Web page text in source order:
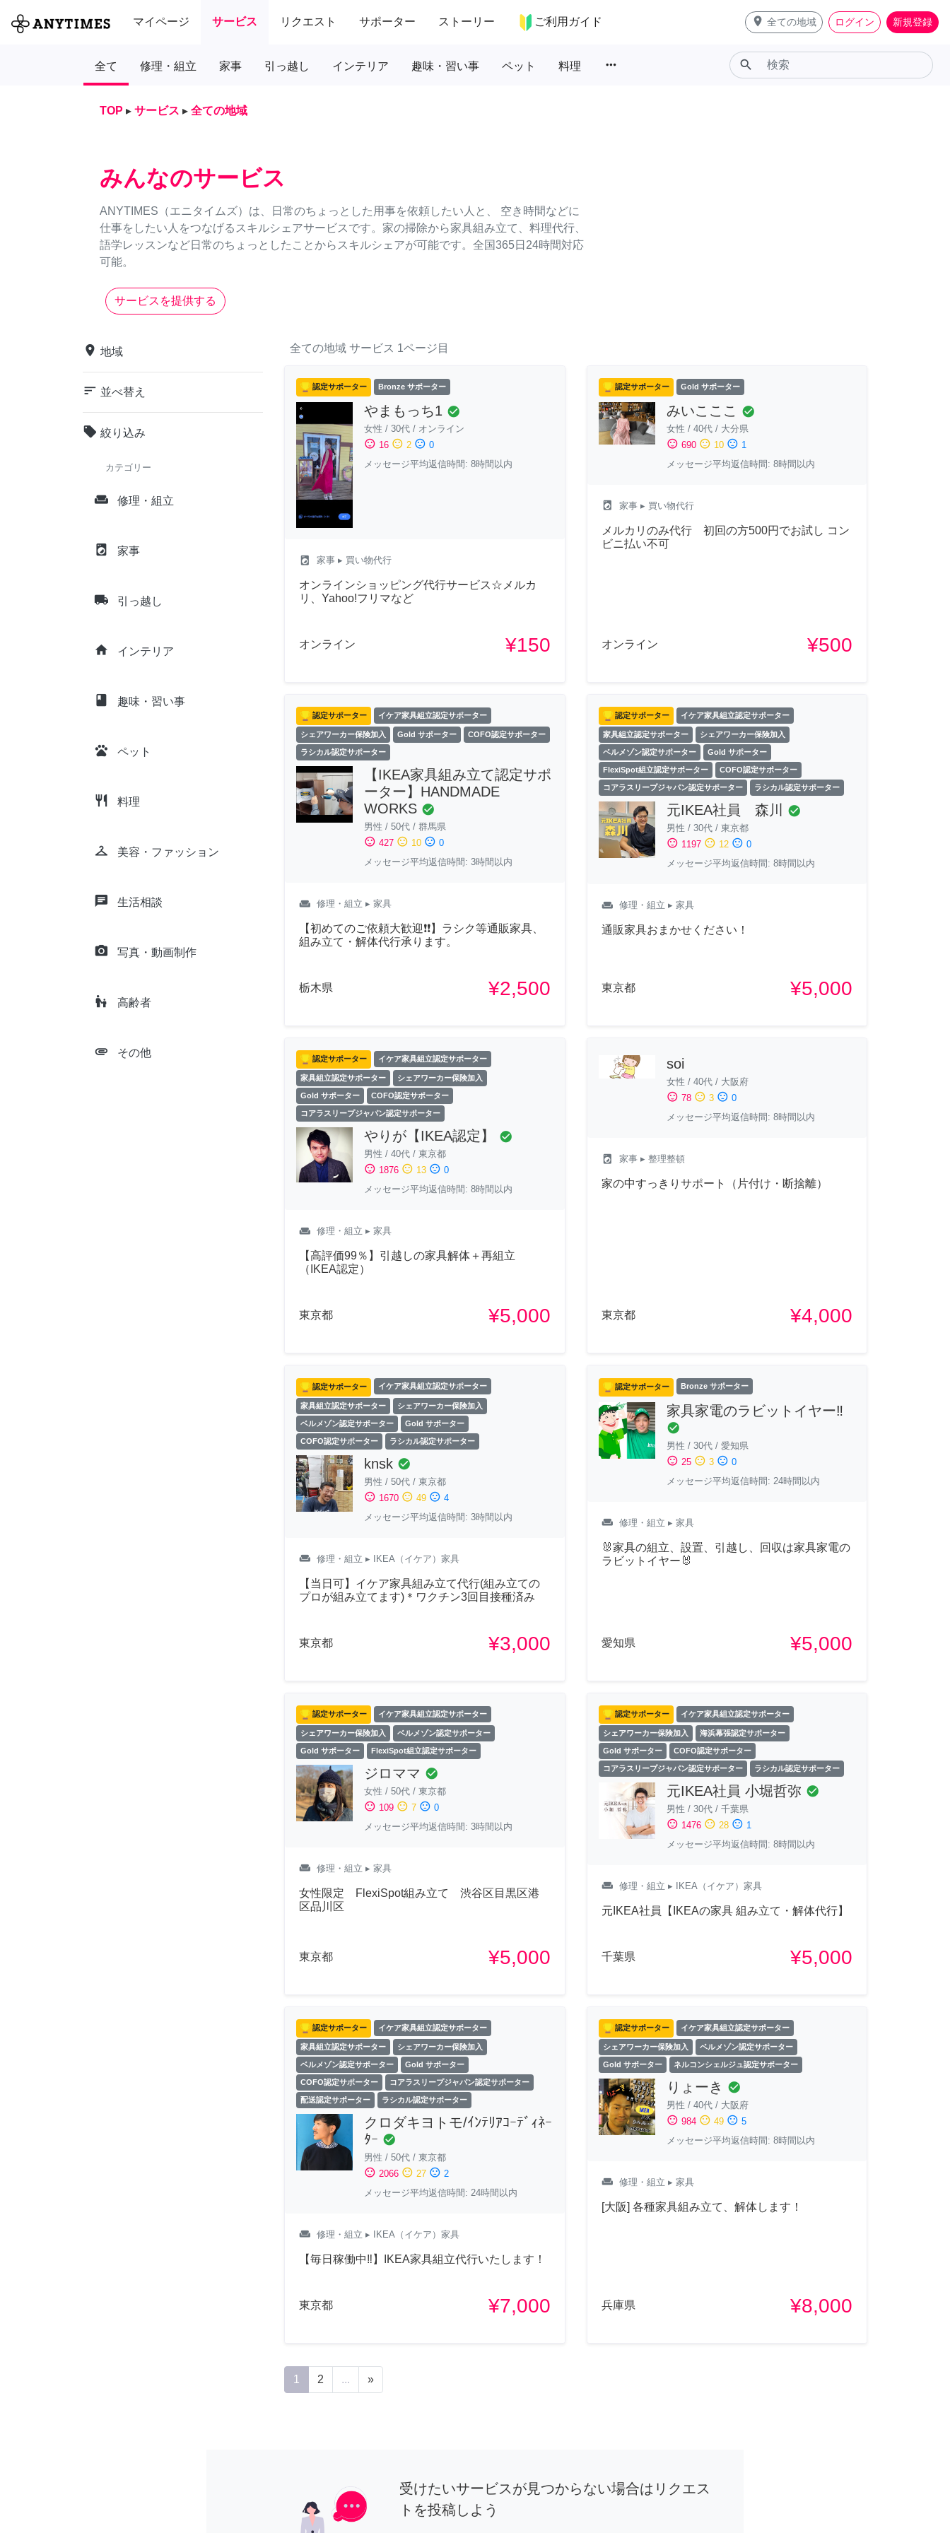
マイページ サービス リクエスト サポーター ストーリー ご利用ガイド place 全ての地域 ログイン 新規登録
全て 修理・組立 家事 引っ越し インテリア 趣味・習い事 ペット 料理 more_horiz search
TOP ▸ サービス ▸ 全ての地域
みんなのサービス
ANYTIMES（エニタイムズ）は、日常のちょっとした用事を依頼したい人と、 空き時間などに
仕事をしたい人をつなげるスキルシェアサービスです。家の掃除から家具組み立て、料理代行、
語学レッスンなど日常のちょっとしたことからスキルシェアが可能です。全国365日24時間対応
可能。
サービスを提供する
place 地域
sort 並べ替え
local_offer 絞り込み
カテゴリー
weekend 修理・組立
local_laundry_service 家事
local_shipping 引っ越し
home インテリア
class 趣味・習い事
pets ペット
restaurant 料理
checkroom 美容・ファッション
chat 生活相談
camera_alt 写真・動画制作
escalator_warning 高齢者
attachment その他
全ての地域 サービス 1ページ目
認定サポーター Bronze サポーター
やまもっち1 check_circle
女性 / 30代 / オンライン
sentiment_satisfied 16 sentiment_neutral 2 sentiment_dissatisfied 0
メッセージ平均返信時間: 8時間以内
local_laundry_service 家事 ▸ 買い物代行
オンラインショッピング代行サービス☆メルカ
リ、Yahoo!フリマなど
オンライン ¥150
認定サポーター Gold サポーター
みいこここ check_circle
女性 / 40代/ 大分県
sentiment_satisfied 690 sentiment_neutral 10 sentiment_dissatisfied 1
メッセージ平均返信時間: 8時間以内
local_laundry_service 家事▸ 買い物代行
メルカリのみ代行 初回の方500円でお試し コン
ビニ払い不可
オンライン ¥500
認定サポーター イケア家具組立認定サポーター
シェアワーカー保険加入 Gold サポーター COFO認定サポーター
ラシカル認定サポーター
【IKEA家具組み立て認定サポ
ーター】HANDMADE
WORKS check_circle
男性 / 50代 / 群馬県
sentiment_satisfied 427 sentiment_neutral 10 sentiment_dissatisfied 0
メッセージ平均返信時間: 3時間以内
weekend 修理・組立 ▸ 家具
【初めてのご依頼大歓迎❗❗】ラシク等通販家具、
組み立て・解体代行承ります。
栃木県 ¥2,500
認定サポーター イケア家具組立認定サポーター
家具組立認定サポーター シェアワーカー保険加入
ベルメゾン認定サポーター Gold サポーター
FlexiSpot組立認定サポーター COFO認定サポーター
コアラスリープジャパン認定サポーター ラシカル認定サポーター
元IKEA社員 森川 check_circle
男性 / 30代/ 東京都
sentiment_satisfied 1197 sentiment_neutral 12 sentiment_dissatisfied 0
メッセージ平均返信時間: 8時間以内
weekend 修理・組立 ▸ 家具
通販家具おまかせください！
東京都 ¥5,000
認定サポーター イケア家具組立認定サポーター
家具組立認定サポーター シェアワーカー保険加入
Gold サポーター COFO認定サポーター
コアラスリープジャパン認定サポーター
やりが【IKEA認定】 check_circle
男性 / 40代 / 東京都
sentiment_satisfied 1876 sentiment_neutral 13 sentiment_dissatisfied 0
メッセージ平均返信時間: 8時間以内
weekend 修理・組立 ▸ 家具
【高評価99％】引越しの家具解体＋再組立
（IKEA認定）
東京都 ¥5,000
soi
女性 / 40代/ 大阪府
sentiment_satisfied 78 sentiment_neutral 3 sentiment_dissatisfied 0
メッセージ平均返信時間: 8時間以内
local_laundry_service 家事▸ 整理整頓
家の中すっきりサポート（片付け・断捨離）
東京都 ¥4,000
認定サポーター イケア家具組立認定サポーター
家具組立認定サポーター シェアワーカー保険加入
ベルメゾン認定サポーター Gold サポーター
COFO認定サポーター ラシカル認定サポーター
knsk check_circle
男性 / 50代 / 東京都
sentiment_satisfied 1670 sentiment_neutral 49 sentiment_dissatisfied 4
メッセージ平均返信時間: 3時間以内
weekend 修理・組立 ▸ IKEA（イケア）家具
【当日可】イケア家具組み立て代行(組み立ての
プロが組み立てます)＊ワクチン3回目接種済み
東京都 ¥3,000
認定サポーター Bronze サポーター
家具家電のラビットイヤー‼️
check_circle
男性 / 30代/ 愛知県
sentiment_satisfied 25 sentiment_neutral 3 sentiment_dissatisfied 0
メッセージ平均返信時間: 24時間以内
weekend 修理・組立 ▸ 家具
🐰家具の組立、設置、引越し、回収は家具家電の
ラビットイヤー🐰
愛知県 ¥5,000
認定サポーター イケア家具組立認定サポーター
シェアワーカー保険加入 ベルメゾン認定サポーター
Gold サポーター FlexiSpot組立認定サポーター
ジロママ check_circle
女性 / 50代 / 東京都
sentiment_satisfied 109 sentiment_neutral 7 sentiment_dissatisfied 0
メッセージ平均返信時間: 3時間以内
weekend 修理・組立 ▸ 家具
女性限定 FlexiSpot組み立て 渋谷区目黒区港
区品川区
東京都 ¥5,000
認定サポーター イケア家具組立認定サポーター
シェアワーカー保険加入 海浜幕張認定サポーター
Gold サポーター COFO認定サポーター
コアラスリープジャパン認定サポーター ラシカル認定サポーター
元IKEA社員 小堀哲弥 check_circle
男性 / 30代/ 千葉県
sentiment_satisfied 1476 sentiment_neutral 28 sentiment_dissatisfied 1
メッセージ平均返信時間: 8時間以内
weekend 修理・組立 ▸ IKEA（イケア）家具
元IKEA社員【IKEAの家具 組み立て・解体代行】
千葉県 ¥5,000
認定サポーター イケア家具組立認定サポーター
家具組立認定サポーター シェアワーカー保険加入
ベルメゾン認定サポーター Gold サポーター
COFO認定サポーター コアラスリープジャパン認定サポーター
配送認定サポーター ラシカル認定サポーター
クロダキヨトモ/ｲﾝﾃﾘｱｺｰﾃﾞｨﾈｰ
ﾀｰ check_circle
男性 / 50代 / 東京都
sentiment_satisfied 2066 sentiment_neutral 27 sentiment_dissatisfied 2
メッセージ平均返信時間: 24時間以内
weekend 修理・組立 ▸ IKEA（イケア）家具
【毎日稼働中‼︎】IKEA家具組立代行いたします！
東京都 ¥7,000
認定サポーター イケア家具組立認定サポーター
シェアワーカー保険加入 ベルメゾン認定サポーター
Gold サポーター ネルコンシェルジュ認定サポーター
りょーき check_circle
男性 / 40代/ 大阪府
sentiment_satisfied 984 sentiment_neutral 49 sentiment_dissatisfied 5
メッセージ平均返信時間: 8時間以内
weekend 修理・組立 ▸ 家具
[大阪] 各種家具組み立て、解体します！
兵庫県 ¥8,000
1 2 ... »
受けたいサービスが見つからない場合はリクエス
トを投稿しよう